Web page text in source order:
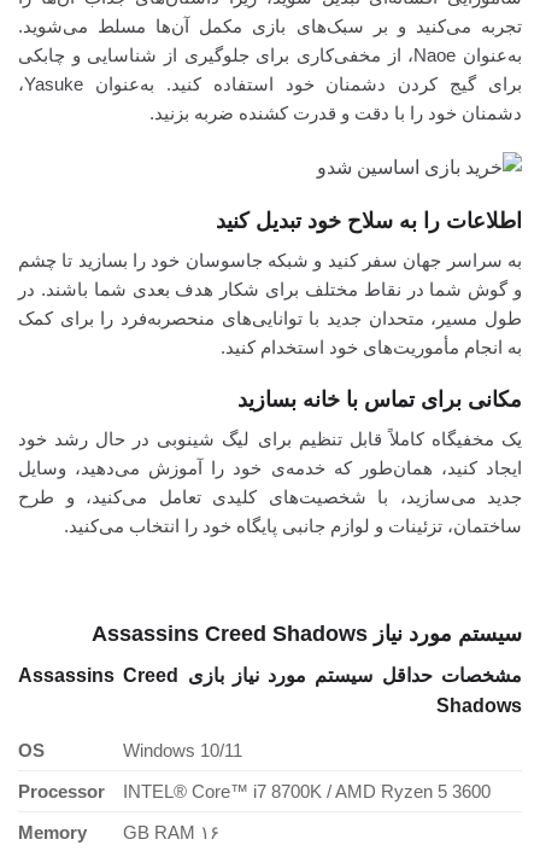
تجربه می‌کنید و بر سبک‌های بازی مکمل آن‌ها مسلط می‌شوید.
به‌عنوان Naoe، از مخفی‌کاری برای جلوگیری از شناسایی و چابکی
برای گیج کردن دشمنان خود استفاده کنید. به‌عنوان Yasuke،
دشمنان خود را با دقت و قدرت کشنده ضربه بزنید.
اطلاعات را به سلاح خود تبدیل کنید
به سراسر جهان سفر کنید و شبکه جاسوسان خود را بسازید تا چشم
و گوش شما در نقاط مختلف برای شکار هدف بعدی شما باشند. در
طول مسیر، متحدان جدید با توانایی‌های منحصربه‌فرد را برای کمک
به انجام مأموریت‌های خود استخدام کنید.
مکانی برای تماس با خانه بسازید
یک مخفیگاه کاملاً قابل تنظیم برای لیگ شینوبی در حال رشد خود
ایجاد کنید، همان‌طور که خدمه‌ی خود را آموزش می‌دهید، وسایل
جدید می‌سازید، با شخصیت‌های کلیدی تعامل می‌کنید، و طرح
ساختمان، تزئینات و لوازم جانبی پایگاه خود را انتخاب می‌کنید.
سیستم مورد نیاز Assassins Creed Shadows
مشخصات حداقل سیستم مورد نیاز بازی Assassins Creed
Shadows
Windows 10/11
OS
INTEL® Core™ i7 8700K / AMD Ryzen 5 3600
Processor
۱۶ GB RAM
Memory